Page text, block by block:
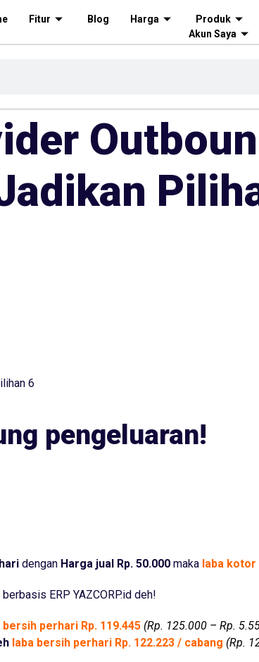
Fitur Blog Harga Produk
Akun Saya
6
pengeluaran!
dengan Harga jual Rp. 50.000 maka laba kotor
ERP YAZCORP.id deh!
bersih perhari Rp. 119.445 (Rp. 125.000 – Rp.
laba bersih perhari Rp. 122.223 / cabang (Rp.